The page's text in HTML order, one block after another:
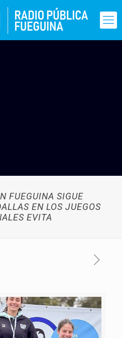
FUEGUINA SIGUE
EN LOS JUEGOS
EVITA